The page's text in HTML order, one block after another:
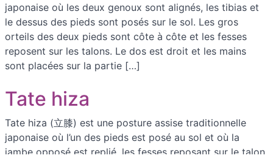
japonaise où les deux genoux sont alignés, les tibias et
le dessus des pieds sont posés sur le sol. Les gros
orteils des deux pieds sont côte à côte et les fesses
reposent sur les talons. Le dos est droit et les mains
sont placées sur la partie […]
Tate hiza
Tate hiza (立膝) est une posture assise traditionnelle
japonaise où l’un des pieds est posé au sol et où la
jambe opposé est replié, les fesses reposant sur le talon.